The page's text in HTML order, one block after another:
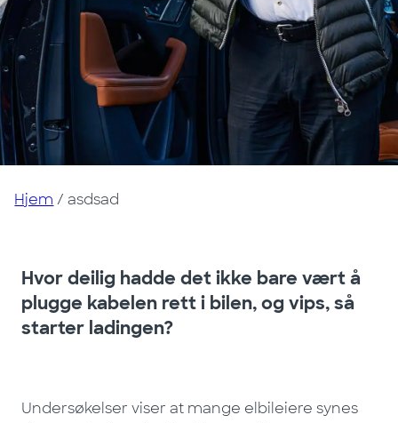
Hjem / asdsad
Hvor deilig hadde det ikke bare vært å
plugge kabelen rett i bilen, og vips, så
starter ladingen?
Undersøkelser viser at mange elbileiere synes